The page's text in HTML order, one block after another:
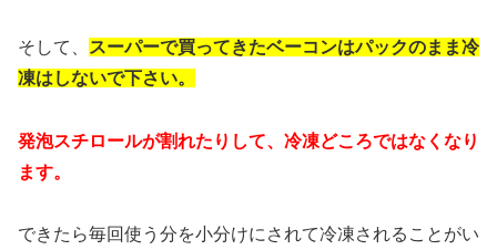
そして、
スーパーで買ってきたベーコンはパックのまま冷
凍はしないで下さい。
発泡スチロールが割れたりして、冷凍どころではなくなり
ます。
できたら毎回使う分を小分けにされて冷凍されることがい